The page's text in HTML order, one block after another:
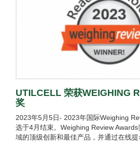
UTILCELL 荣获WEIGHING
奖
2023年5月5日- 2023年国际Weighing
选于4月结束。Weighing Review
域的顶级创新和最佳产品，并通过在线